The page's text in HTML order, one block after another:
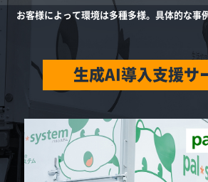
お客様によって環境は多種多様。具体的な事
生成AI導入支援サ